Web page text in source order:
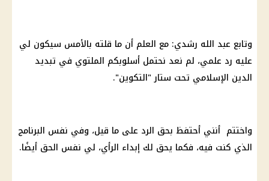
وتابع عبد الله رشدي: مع العلم أن ما قلته بالأمس سيكون لي
عليه رد علمي، لم نعد نحتمل أسلوبكم الملتوي في تبديد
الدين الإسلامي تحت ستار "التكوين".
واختتم أنني أحتفظ بحق الرد على ما قيل، وفي نفس البرنامج
الذي كنت فيه، فكما يحق لك إبداء الرأي، لي نفس الحق أيضًا.